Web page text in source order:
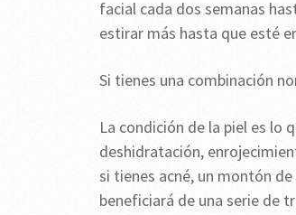
facial cada dos semanas
estirar más hasta que esté
Si tienes una combinación
La condición de la piel es lo
deshidratación,
si tienes acné, un montón
beneficiará de una serie de